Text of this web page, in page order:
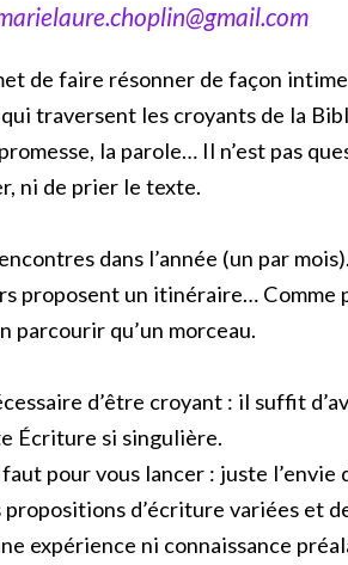
de faire résonner de façon
traversent les croyants de la
la parole… Il n’est pas
ni de prier le texte.
dans l’année (un par mois).
proposent un itinéraire… Comme
parcourir qu’un morceau.
d’être croyant : il suffit
Écriture si singulière.
faut pour vous lancer : juste l’envie
propositions d’écriture variées et
expérience ni connaissance